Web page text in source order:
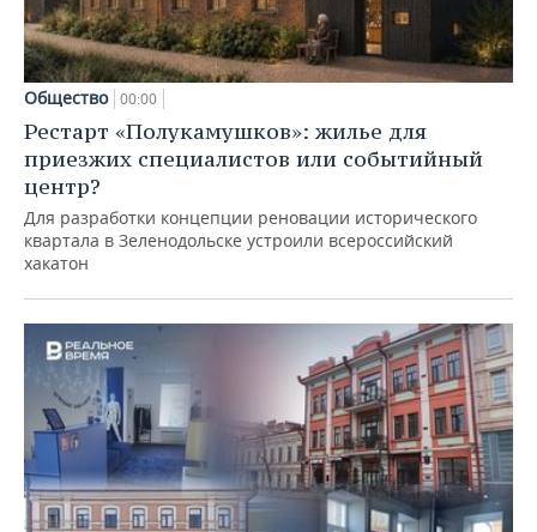
Общество 00:00
Рестарт «Полукамушков»: жилье для
приезжих специалистов или событийный
центр?
Для разработки концепции реновации исторического
квартала в Зеленодольске устроили всероссийский
хакатон